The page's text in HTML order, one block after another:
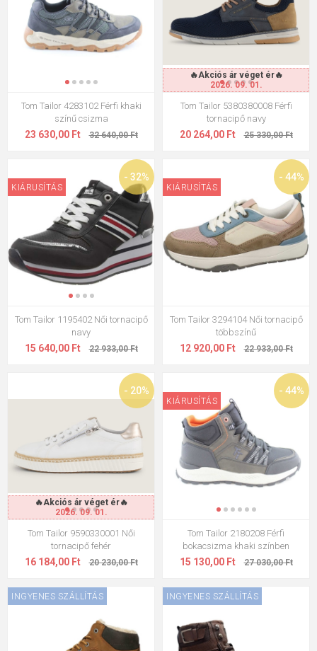
Tom Tailor 4283102 Férfi khaki
színű csizma
23 630,00 Ft 32 640,00 Ft
🔥Akciós ár véget ér🔥
2026. 09. 01.
Tom Tailor 5380380008 Férfi
tornacipő navy
20 264,00 Ft 25 330,00 Ft
- 32%
KIÁRUSÍTÁS
Tom Tailor 1195402 Női tornacipő
navy
15 640,00 Ft 22 933,00 Ft
- 44%
KIÁRUSÍTÁS
Tom Tailor 3294104 Női tornacipő
többszínű
12 920,00 Ft 22 933,00 Ft
🔥Akciós ár véget ér🔥
2026. 09. 01.
- 20%
Tom Tailor 9590330001 Női
tornacipő fehér
16 184,00 Ft 20 230,00 Ft
- 44%
KIÁRUSÍTÁS
Tom Tailor 2180208 Férfi
bokacsizma khaki színben
15 130,00 Ft 27 030,00 Ft
INGYENES SZÁLLÍTÁS INGYENES SZÁLLÍTÁS